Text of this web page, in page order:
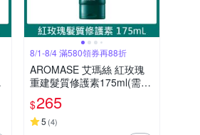
8/1-8/4 滿580領券再88折
AROMASE 艾瑪絲 紅玫瑰
重建髮質修護素175ml(需沖
洗)
$265
5 (4)